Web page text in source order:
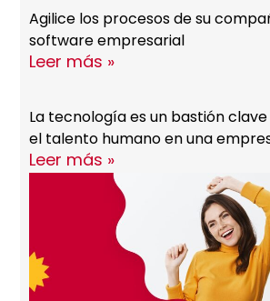
Agilice los procesos de su
software empresarial
Leer más »
La tecnología es un bastión
el talento humano en una
Leer más »